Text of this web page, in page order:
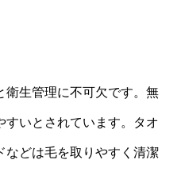
衛生管理に不可欠です。無
すいとされています。タオ
などは毛を取りやすく清潔